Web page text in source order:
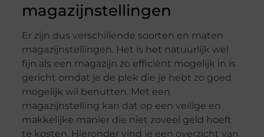
magazijnstellingen
Er zijn dus verschillende soorten en maten
magazijnstellingen. Het is het natuurlijk wel
fijn als een magazijn zo efficiënt mogelijk in is
gericht omdat je de plek die je hebt zo goed
mogelijk wil benutten. Met een
magazijnstelling kan dat op een veilige en
makkelijke manier die niet zoveel geld hoeft
te kosten. Hieronder vind je een overzicht van